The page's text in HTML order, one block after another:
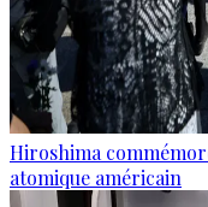
Hiroshima
atomique américain